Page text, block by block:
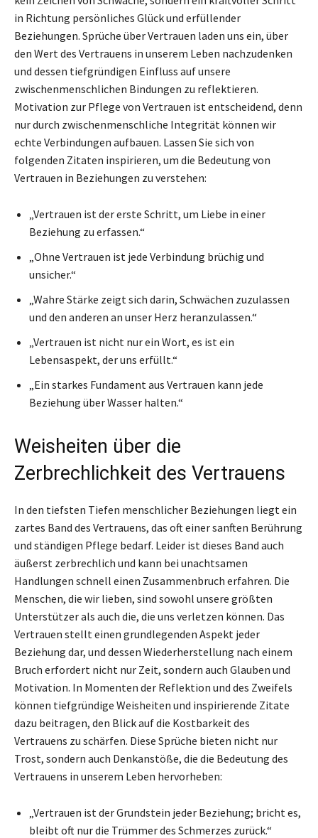
in Richtung persönliches Glück und erfüllender
Beziehungen. Sprüche über Vertrauen laden uns ein, über
den Wert des Vertrauens in unserem Leben nachzudenken
und dessen tiefgründigen Einfluss auf unsere
zwischenmenschlichen Bindungen zu reflektieren.
Motivation zur Pflege von Vertrauen ist entscheidend, denn
nur durch zwischenmenschliche Integrität können wir
echte Verbindungen aufbauen. Lassen Sie sich von
folgenden Zitaten inspirieren, um die Bedeutung von
Vertrauen in Beziehungen zu verstehen:
„Vertrauen ist der erste Schritt, um Liebe in einer
Beziehung zu erfassen.“
„Ohne Vertrauen ist jede Verbindung brüchig und
unsicher.“
„Wahre Stärke zeigt sich darin, Schwächen zuzulassen
und den anderen an unser Herz heranzulassen.“
„Vertrauen ist nicht nur ein Wort, es ist ein
Lebensaspekt, der uns erfüllt.“
„Ein starkes Fundament aus Vertrauen kann jede
Beziehung über Wasser halten.“
Weisheiten über die
Zerbrechlichkeit des Vertrauens
In den tiefsten Tiefen menschlicher Beziehungen liegt ein
zartes Band des Vertrauens, das oft einer sanften Berührung
und ständigen Pflege bedarf. Leider ist dieses Band auch
äußerst zerbrechlich und kann bei unachtsamen
Handlungen schnell einen Zusammenbruch erfahren. Die
Menschen, die wir lieben, sind sowohl unsere größten
Unterstützer als auch die, die uns verletzen können. Das
Vertrauen stellt einen grundlegenden Aspekt jeder
Beziehung dar, und dessen Wiederherstellung nach einem
Bruch erfordert nicht nur Zeit, sondern auch Glauben und
Motivation. In Momenten der Reflektion und des Zweifels
können tiefgründige Weisheiten und inspirierende Zitate
dazu beitragen, den Blick auf die Kostbarkeit des
Vertrauens zu schärfen. Diese Sprüche bieten nicht nur
Trost, sondern auch Denkanstöße, die die Bedeutung des
Vertrauens in unserem Leben hervorheben:
„Vertrauen ist der Grundstein jeder Beziehung; bricht es,
bleibt oft nur die Trümmer des Schmerzes zurück.“